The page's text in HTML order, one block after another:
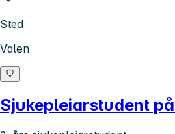
Sted
Valen
Sjukepleiarstudent